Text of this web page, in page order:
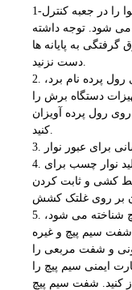
1-عملیات ارسال برق است، در واقع کلید هوا را در جعبه کنترل
شود. توجه داشته
گرفتگی به پایانه ها
2. مرحله عملیات را می توان به عنوان روی رول پرده نام برد،
دستگاه برش را
رول پرده آویزان
4. خط کشی، به طور کلی نصب اندازه تولید نوار چسب برای
کشی و ثابت کردن
5. به طور کلی به عنوان بر روی غلتک سیم پیچ شناخته می شود،
شفت سیم پیچ و غیره
و شفت مربعی را
ایمنی سیم پیچ را
کنید. شفت سیم پیچ